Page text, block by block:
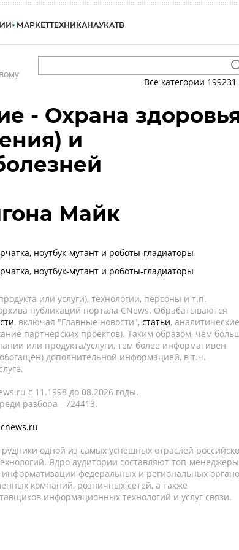
МАРКЕТТЕХНИКАНАУКАТВ
Все категории 199231
- Охрана
и
Майк
ноутбук-мутант и роботы-гладиаторы
ноутбук-мутант и роботы-гладиаторы
или услуги), технологии, персоны и т.п.
публикаций портала CNews. Обрабатываются
, включая "Главные новости", статьи, аналитические
партнёрских проектов). Таким образом, чем
или продукта/услуги, тем более информативен
дополнительной информацией, в т.ч.
c 11.1998 до 08.2026 годы.
разбора - 724413.
одной из самых успешных отраслей
Ядро аудитории составляют топ-
федеральных и региональных
компаний, розничных сетей, а также
информационных технологий и услуг связи.